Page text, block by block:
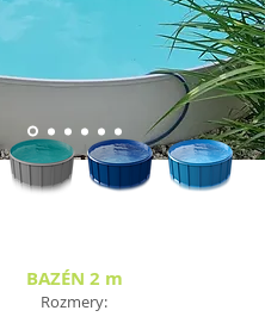
BAZÉN 2 m
Rozmery: